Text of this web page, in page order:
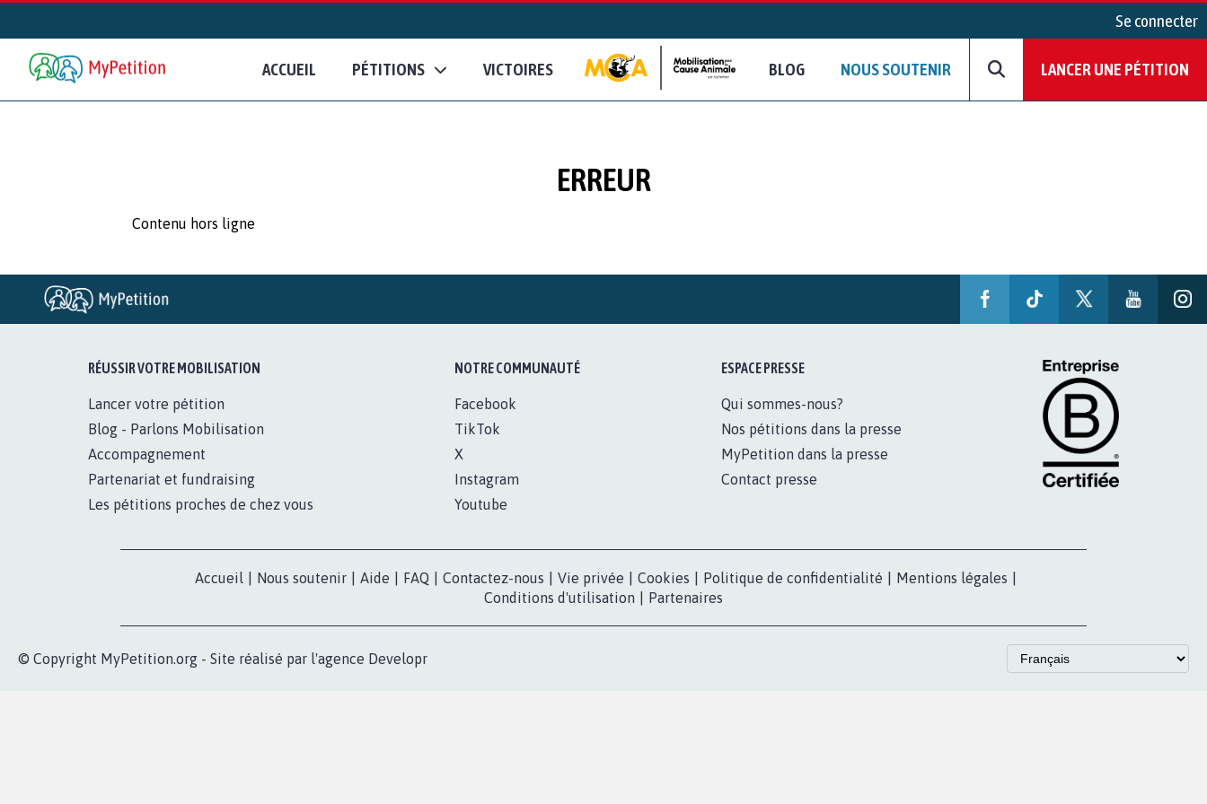
Se connecter
ACCUEIL PÉTITIONS VICTOIRES BLOG NOUS SOUTENIR LANCER UNE PÉTITION
ERREUR
Contenu hors ligne
RÉUSSIR VOTRE MOBILISATION
Lancer votre pétition
Blog - Parlons Mobilisation
Accompagnement
Partenariat et fundraising
Les pétitions proches de chez vous
NOTRE COMMUNAUTÉ
Facebook
TikTok
X
Instagram
Youtube
ESPACE PRESSE
Qui sommes-nous?
Nos pétitions dans la presse
MyPetition dans la presse
Contact presse
Accueil Nous soutenir Aide FAQ Contactez-nous Vie privée Cookies Politique de confidentialité Mentions légales
Conditions d'utilisation
Partenaires
© Copyright MyPetition.org - Site réalisé par l'agence Developr